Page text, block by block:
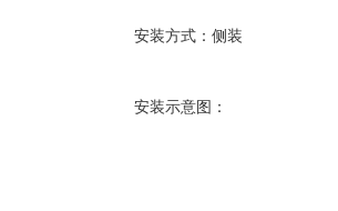
安装方式：侧装
安装示意图：